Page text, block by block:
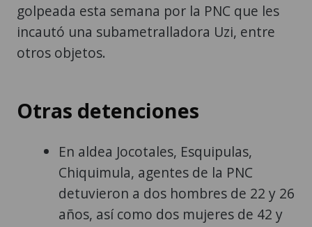
golpeada esta semana por la PNC que les
incautó una subametralladora Uzi, entre
otros objetos.
Otras detenciones
En aldea Jocotales, Esquipulas,
Chiquimula, agentes de la PNC
detuvieron a dos hombres de 22 y 26
años, así como dos mujeres de 42 y